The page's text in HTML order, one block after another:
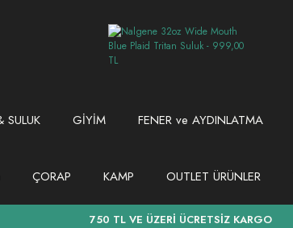
GİYİM FENER ve AYDINLATMA
ÇORAP KAMP OUTLET ÜRÜNLER
750 TL VE ÜZERİ ÜCRETSİZ KARGO